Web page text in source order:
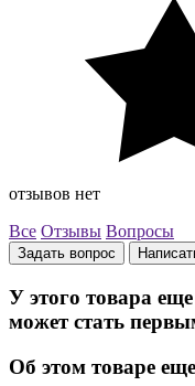
отзывов нет
Все Отзывы Вопросы
Задать вопрос
У этого товара
может стать
Об этом товаре